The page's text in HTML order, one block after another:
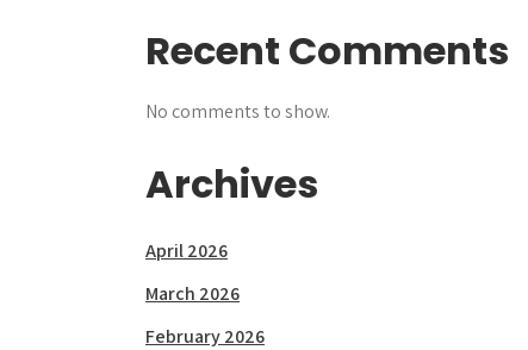
Recent Comments
No comments to show.
Archives
April 2026
March 2026
February 2026